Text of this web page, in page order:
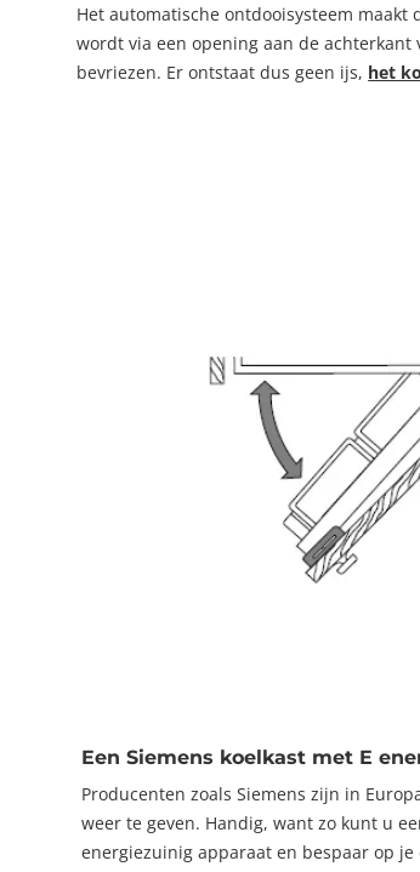
Het automatische ontdooisysteem maakt
wordt via een opening aan de
bevriezen. Er ontstaat dus geen ijs, het
Een Siemens koelkast met E
Producenten zoals Siemens zijn in
weer te geven. Handig, want zo kunt u
energiezuinig apparaat en bespaar op je